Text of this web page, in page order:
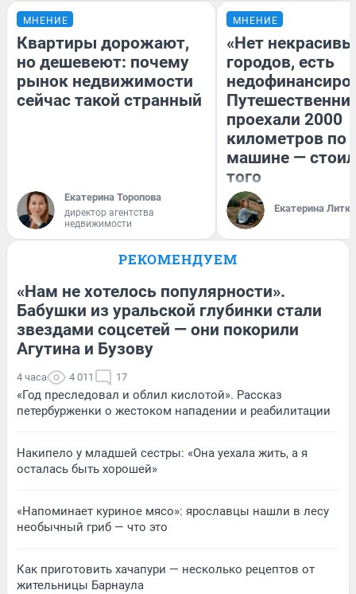
МНЕНИЕ
Квартиры дорожают,
но дешевеют: почему
рынок недвижимости
сейчас такой странный
Екатерина Торопова
директор агентства
недвижимости
МНЕНИЕ
«Нет
городов, есть
проехали 2000
километров по
машине —
того
Екатерина
РЕКОМЕНДУЕМ
«Нам не хотелось популярности».
Бабушки из уральской глубинки стали
звездами соцсетей — они покорили
Агутина и Бузову
4 часа 4 011 17
«Год преследовал и облил кислотой». Рассказ
петербурженки о жестоком нападении и реабилитации
Накипело у младшей сестры: «Она уехала жить, а я
осталась быть хорошей»
«Напоминает куриное мясо»: ярославцы нашли в лесу
необычный гриб — что это
Как приготовить хачапури — несколько рецептов от
жительницы Барнаула